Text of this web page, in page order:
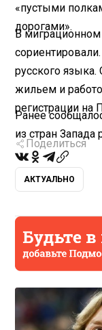
«пустыми
дорогами».
В
русского
жильем и
регистрации
Ранее
из стран
Поделиться
АКТУАЛЬНО